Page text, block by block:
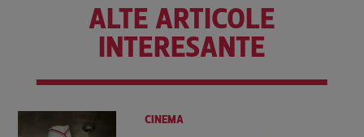
ALTE ARTICOLE
INTERESANTE
CINEMA